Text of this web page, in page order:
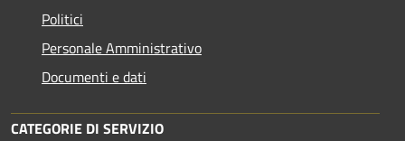
Politici
Personale Amministrativo
Documenti e dati
CATEGORIE DI SERVIZIO